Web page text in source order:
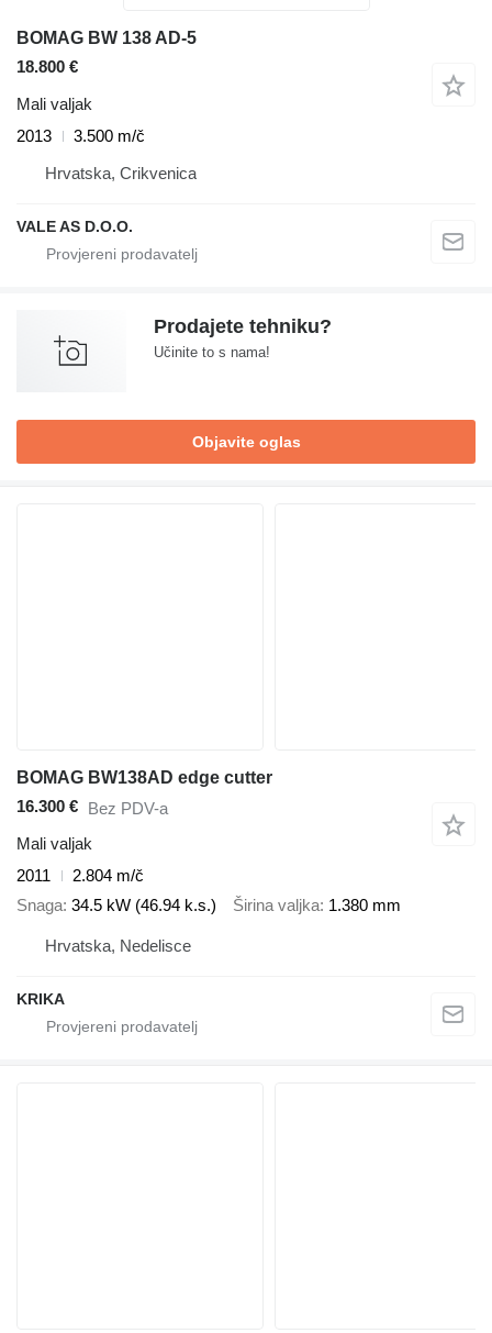
BOMAG BW 138 AD-5
18.800 €
Mali valjak
2013
3.500 m/č
Hrvatska, Crikvenica
VALE AS D.O.O.
Prodajete tehniku?
Učinite to s nama!
Objavite oglas
BOMAG BW138AD edge cutter
16.300 € Bez PDV-a
Mali valjak
2011
2.804 m/č
Snaga 34.5 kW (46.94 k.s.) Širina valjka 1.380 mm
Hrvatska, Nedelisce
KRIKA